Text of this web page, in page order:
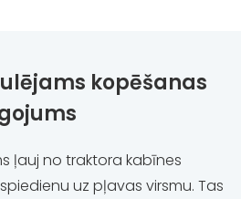
kopēšanas
ļauj no traktora kabīnes
uz pļavas virsmu. Tas